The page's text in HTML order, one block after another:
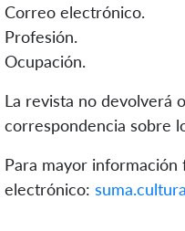
Correo electrónico.
Profesión.
Ocupación.
La revista no devolverá
correspondencia sobre
Para mayor
electrónico: